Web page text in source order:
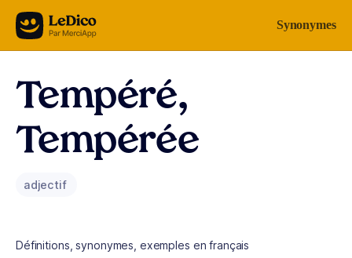
Aller au contenu Synonymes
Tempéré,
Tempérée
adjectif
Définitions, synonymes, exemples en français